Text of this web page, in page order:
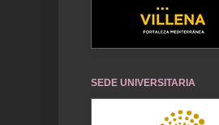
SEDE UNIVERSITARIA